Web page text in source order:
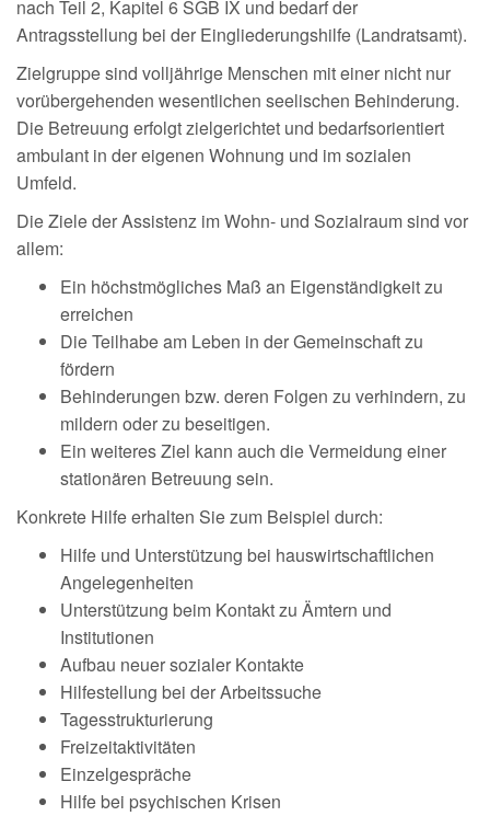
nach Teil 2, Kapitel 6 SGB IX und bedarf der
Antragsstellung bei der Eingliederungshilfe (Landratsamt).
Zielgruppe sind volljährige Menschen mit einer nicht nur
vorübergehenden wesentlichen seelischen Behinderung.
Die Betreuung erfolgt zielgerichtet und bedarfsorientiert
ambulant in der eigenen Wohnung und im sozialen
Umfeld.
Die Ziele der Assistenz im Wohn- und Sozialraum sind vor
allem:
Ein höchstmögliches Maß an Eigenständigkeit zu
erreichen
Die Teilhabe am Leben in der Gemeinschaft zu
fördern
Behinderungen bzw. deren Folgen zu verhindern, zu
mildern oder zu beseitigen.
Ein weiteres Ziel kann auch die Vermeidung einer
stationären Betreuung sein.
Konkrete Hilfe erhalten Sie zum Beispiel durch:
Hilfe und Unterstützung bei hauswirtschaftlichen
Angelegenheiten
Unterstützung beim Kontakt zu Ämtern und
Institutionen
Aufbau neuer sozialer Kontakte
Hilfestellung bei der Arbeitssuche
Tagesstrukturierung
Freizeitaktivitäten
Einzelgespräche
Hilfe bei psychischen Krisen